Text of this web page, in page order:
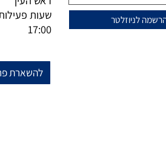
למועדון הלקוחות
שלנו?
מייל-
טלפון-
7367776
ראש העין